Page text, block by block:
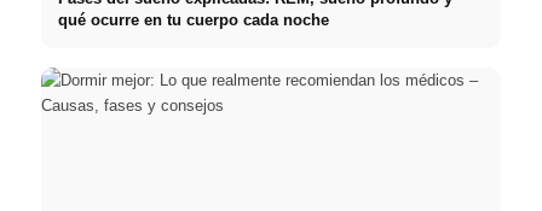
qué ocurre en tu cuerpo cada noche